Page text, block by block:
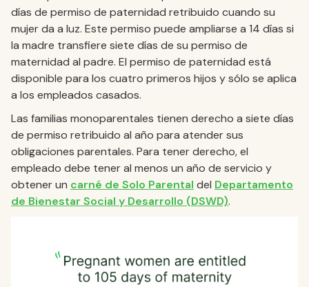
días de permiso de paternidad retribuido cuando su
mujer da a luz. Este permiso puede ampliarse a 14 días si
la madre transfiere siete días de su permiso de
maternidad al padre. El permiso de paternidad está
disponible para los cuatro primeros hijos y sólo se aplica
a los empleados casados.
Las familias monoparentales tienen derecho a siete días
de permiso retribuido al año para atender sus
obligaciones parentales. Para tener derecho, el
empleado debe tener al menos un año de servicio y
obtener un carné de Solo Parental del Departamento
de Bienestar Social y Desarrollo (DSWD).